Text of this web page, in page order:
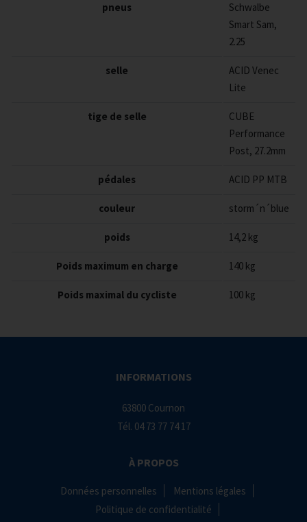
pneus
Schwalbe
Smart Sam,
2.25
selle
ACID Venec
Lite
tige de selle
CUBE
Performance
Post, 27.2mm
pédales ACID PP MTB
couleur storm´n´blue
poids 14,2 kg
Poids maximum en charge 140 kg
Poids maximal du cycliste 100 kg
INFORMATIONS
63800 Cournon
Tél. 04 73 77 74 17
À PROPOS
Données personnelles
Mentions légales
Politique de confidentialité